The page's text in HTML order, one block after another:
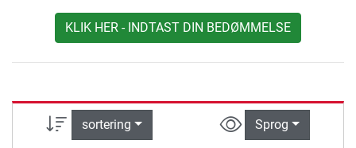
KLIK HER - INDTAST DIN BEDØMMELSE
sortering Sprog